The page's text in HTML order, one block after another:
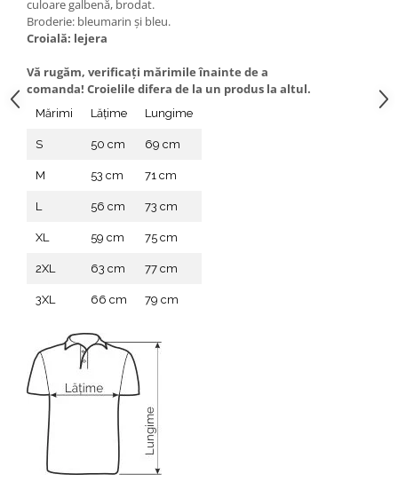
culoare galbenă, brodat.
Broderie: bleumarin și bleu.
Croială: lejera
Vă rugăm, verificaţi mărimile înainte de a
comanda! Croielile difera de la un produs la altul.
Mărimi Lățime Lungime
S 50 cm 69 cm
M 53 cm 71 cm
L 56 cm 73 cm
XL 59 cm 75 cm
2XL 63 cm 77 cm
3XL 66 cm 79 cm